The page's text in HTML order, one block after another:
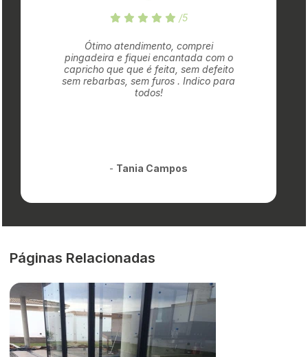
/5
Ótimo atendimento, comprei
pingadeira e fiquei encantada com o
capricho que que é feita, sem defeito
sem rebarbas, sem furos . Indico para
todos!
- Tania Campos
Páginas Relacionadas